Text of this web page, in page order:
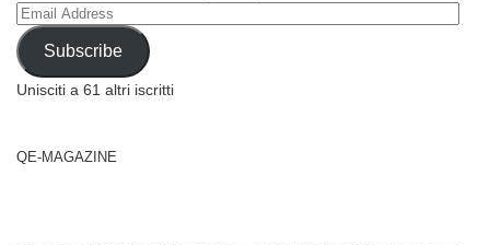
Email
Address
Subscribe
Unisciti a 61 altri iscritti
QE-MAGAZINE